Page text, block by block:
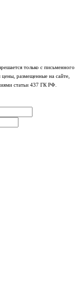
только с письменного
размещенные на сайте,
статьи 437 ГК РФ.